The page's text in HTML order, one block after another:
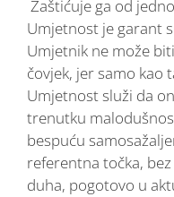
Zaštićuje ga od
Umjetnost je garant
Umjetnik ne može
čovjek, jer samo kao
Umjetnost služi da
trenutku
bespuću
referentna točka,
duha, pogotovo u